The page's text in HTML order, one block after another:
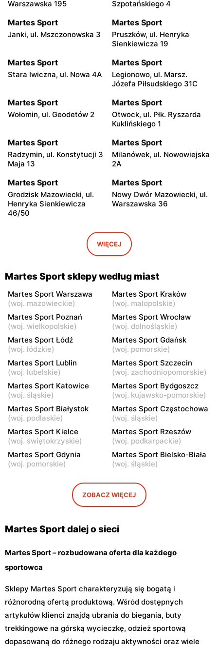
Warszawska 195 Szpotańskiego 4
Martes Sport
Janki, ul. Mszczonowska 3
Martes Sport
Pruszków, ul. Henryka
Sienkiewicza 19
Martes Sport
Stara Iwiczna, ul. Nowa 4A
Martes Sport
Legionowo, ul. Marsz.
Józefa Piłsudskiego 31C
Martes Sport
Wołomin, ul. Geodetów 2
Martes Sport
Otwock, ul. Płk. Ryszarda
Kuklińskiego 1
Martes Sport
Radzymin, ul. Konstytucji 3
Maja 13
Martes Sport
Milanówek, ul. Nowowiejska
2A
Martes Sport
Grodzisk Mazowiecki, ul.
Henryka Sienkiewicza
46/50
Martes Sport
Nowy Dwór Mazowiecki, ul.
Warszawska 36
Konstantego Rudzkiego 9
Martes Sport
Grójec, ul. Armii Krajowej
50 A
Martes Sport
Żyrardów, ul. 1 Maja 40
Martes Sport
Sochaczew, ul. Wójtówka
2b
Martes Sport
Wyszków, ul. Gen. Józefa
Sowińskiego 66
Martes Sport
Pułtusk, ul. Nowy Rynek 2A
Martes Sport
Garwolin, ul. Trakt Lwowski
41
Martes Sport
Płońsk, ul. Żołnierzy
Wyklętych 12
Martes Sport
Rawa Mazowiecka al.
Konstytucji 3 Maja 3a
Martes Sport
Łowicz, ul. Władysława
Broniewskiego 7
Martes Sport
Ciechanów, ul.
Władysławowo 65
Martes Sport
Ciechanów, ul. Henryka
Sienkiewicza 8c
Kozienice, ul. Warszawska
Siedlce, ul. Józefa
Piłsudskiego 74
Sokołów Podlaski, ul.
Węgrowska 3
Białki, ul. Łukowska 109
WIĘCEJ
Martes Sport sklepy według miast
Martes Sport Warszawa
(woj. mazowieckie)
Martes Sport Kraków
(woj. małopolskie)
Martes Sport Poznań
(woj. wielkopolskie)
Martes Sport Wrocław
(woj. dolnośląskie)
Martes Sport Łódź
(woj. łódzkie)
Martes Sport Gdańsk
(woj. pomorskie)
Martes Sport Lublin
(woj. lubelskie)
Martes Sport Szczecin
(woj. zachodniopomorskie)
Martes Sport Katowice
(woj. śląskie)
Martes Sport Bydgoszcz
(woj. kujawsko-pomorskie)
Martes Sport Białystok
(woj. podlaskie)
Martes Sport Częstochowa
(woj. śląskie)
Martes Sport Kielce
(woj. świętokrzyskie)
Martes Sport Rzeszów
(woj. podkarpackie)
Martes Sport Gdynia
(woj. pomorskie)
Martes Sport Bielsko-Biała
(woj. śląskie)
ZOBACZ WIĘCEJ
Martes Sport dalej o sieci
Martes Sport – rozbudowana oferta dla każdego
sportowca
Sklepy Martes Sport charakteryzują się bogatą i
różnorodną ofertą produktową. Wśród dostępnych
artykułów klienci znajdą ubrania do biegania, buty
trekkingowe na górską wycieczkę, odzież sportową
dopasowaną do różnego rodzaju aktywności oraz wiele